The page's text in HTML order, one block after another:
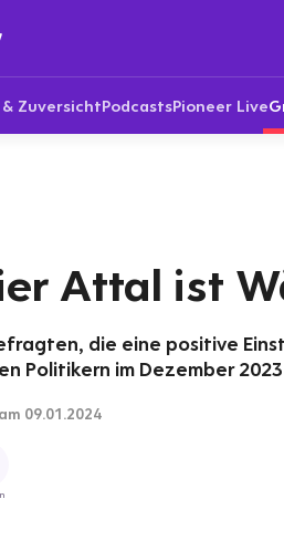
ZuversichtPodcastsPioneer Live
Attal ist
die eine positive
Politikern im Dezember
am 09.01.2024